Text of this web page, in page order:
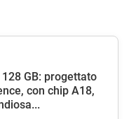
GB: progettato
con chip A18,